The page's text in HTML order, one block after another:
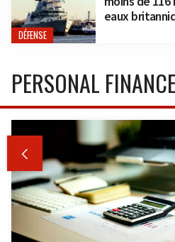
DÉFENSE
eaux
PERSONAL FINANCE
